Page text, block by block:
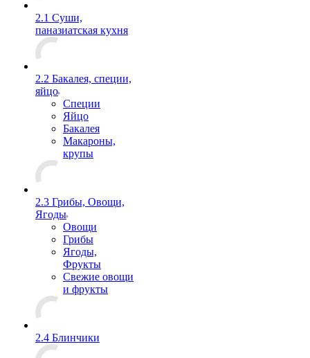
2.1 Суши,
паназиатская кухня
2.2 Бакалея, специи,
яйцо
Специи
Яйцо
Бакалея
Макароны,
крупы
2.3 Грибы, Овощи,
Ягоды
Овощи
Грибы
Ягоды,
Фрукты
Свежие овощи
и фрукты
2.4 Блинчики